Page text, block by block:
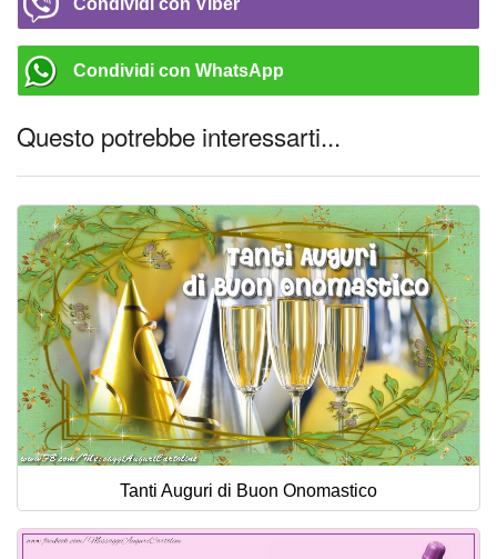
Condividi con Viber
Condividi con WhatsApp
Questo potrebbe interessarti...
Tanti Auguri di Buon Onomastico